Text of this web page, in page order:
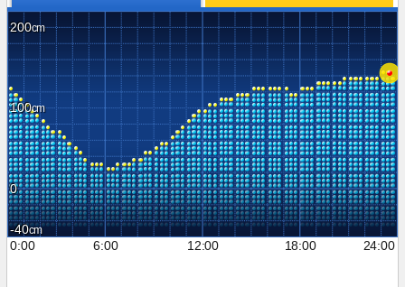
200
100
0
-40
0:00
6:00 12:00 18:00 24:00